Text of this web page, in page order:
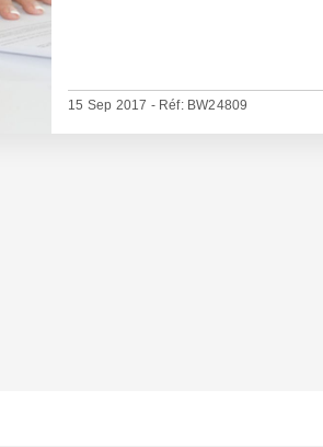
15 Sep 2017 - Réf: BW24809